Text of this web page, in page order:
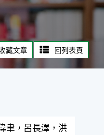
藏文章 回列表頁
聿，呂長澤，洪